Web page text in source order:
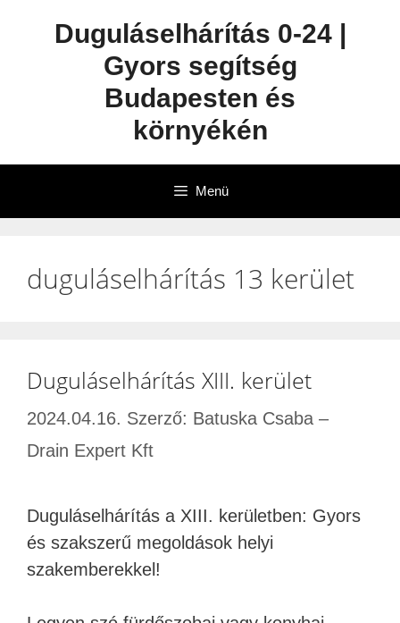
Duguláselhárítás 0-24 |
Gyors segítség
Budapesten és
környékén
Menü
duguláselhárítás 13 kerület
Duguláselhárítás XIII. kerület
2024.04.16. Szerző: Batuska Csaba –
Drain Expert Kft
Duguláselhárítás a XIII. kerületben: Gyors
és szakszerű megoldások helyi
szakemberekkel!